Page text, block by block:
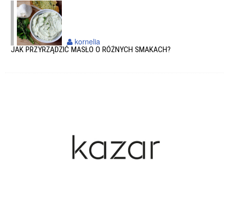
JAK PRZYRZĄDZIĆ MASŁO O RÓŻNYCH SMAKACH?
kornelia